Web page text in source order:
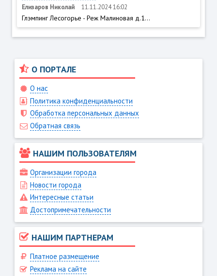
Елизаров Николай 11.11.2024 16:02
Глэмпинг Лесогорье - Реж Малиновая д.1...
О ПОРТАЛЕ
О нас
Политика конфиденциальности
Обработка персональных данных
Обратная связь
НАШИМ ПОЛЬЗОВАТЕЛЯМ
Организации города
Новости города
Интересные статьи
Достопримечательности
НАШИМ ПАРТНЕРАМ
Платное размещение
Реклама на сайте